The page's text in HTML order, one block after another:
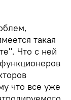
такая
Что с ней
что все уже